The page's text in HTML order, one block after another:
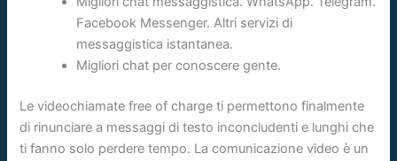
Facebook Messenger. Altri servizi di
messaggistica istantanea.
Migliori chat per conoscere gente.
Le videochiamate free of charge ti permettono finalmente
di rinunciare a messaggi di testo inconcludenti e lunghi che
ti fanno solo perdere tempo. La comunicazione video è un